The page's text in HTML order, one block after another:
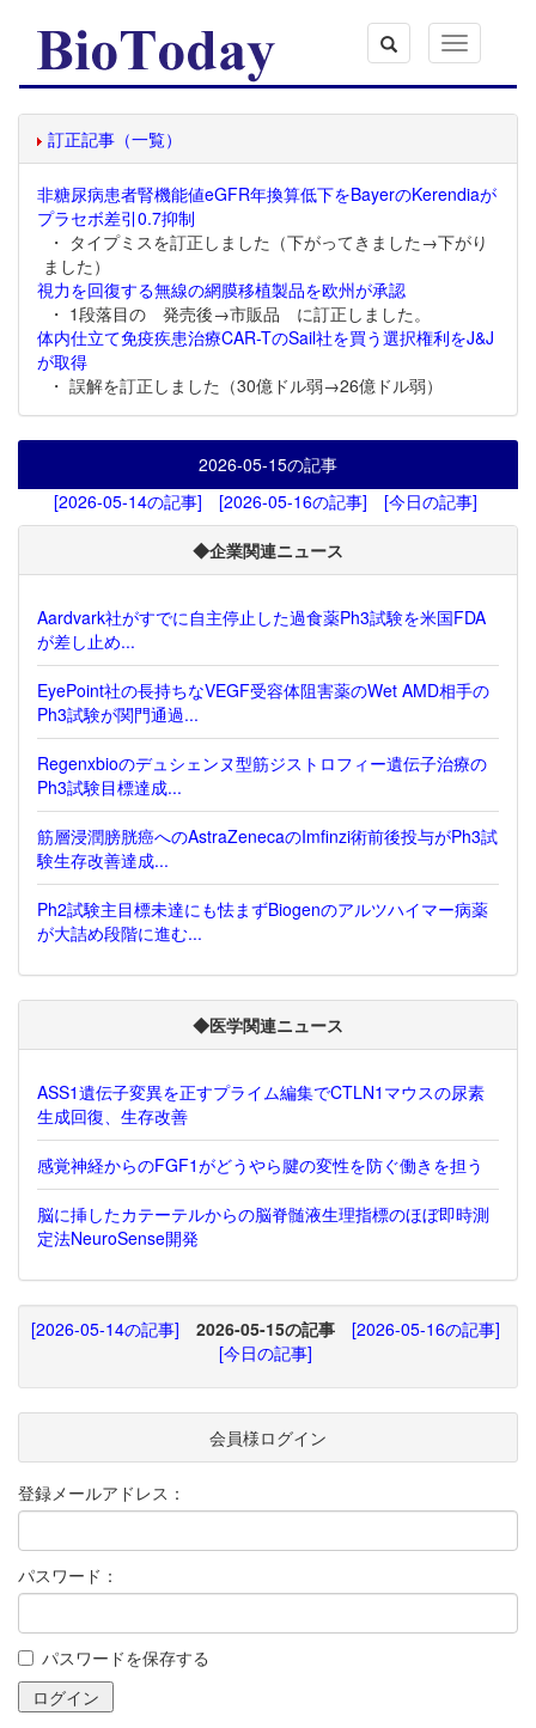
Toggle
navigation
訂正記事（一覧）
非糖尿病患者腎機能値eGFR年換算低下をBayerのKerendiaが
プラセボ差引0.7抑制
・ タイプミスを訂正しました（下がってきました→下がり
ました）
視力を回復する無線の網膜移植製品を欧州が承認
・ 1段落目の 発売後→市販品 に訂正しました。
体内仕立て免疫疾患治療CAR-TのSail社を買う選択権利をJ&J
が取得
・ 誤解を訂正しました（30億ドル弱→26億ドル弱）
2026-05-15の記事
[2026-05-14の記事]
[2026-05-16の記事] [今日の記事]
◆企業関連ニュース
Aardvark社がすでに自主停止した過食薬Ph3試験を米国FDA
が差し止め...
EyePoint社の長持ちなVEGF受容体阻害薬のWet AMD相手の
Ph3試験が関門通過...
Regenxbioのデュシェンヌ型筋ジストロフィー遺伝子治療の
Ph3試験目標達成...
筋層浸潤膀胱癌へのAstraZenecaのImfinzi術前後投与がPh3試
験生存改善達成...
Ph2試験主目標未達にも怯まずBiogenのアルツハイマー病薬
が大詰め段階に進む...
◆医学関連ニュース
ASS1遺伝子変異を正すプライム編集でCTLN1マウスの尿素
生成回復、生存改善
感覚神経からのFGF1がどうやら腱の変性を防ぐ働きを担う
脳に挿したカテーテルからの脳脊髄液生理指標のほぼ即時測
定法NeuroSense開発
[2026-05-14の記事] 2026-05-15の記事
[2026-05-16の記事]
[今日の記事]
会員様ログイン
登録メールアドレス：
パスワード：
パスワードを保存する